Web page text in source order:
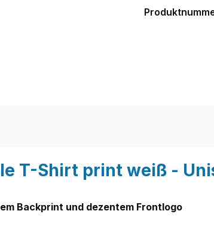
T-Shirt print weiß -
Backprint und dezentem Frontlogo